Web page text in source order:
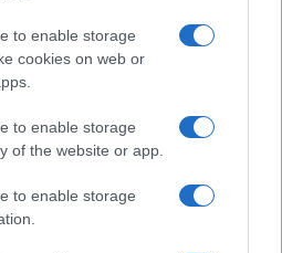
to enable storage
cookies on web or
to enable storage
of the website or app.
to enable storage
Galaxy készülék kimarad a One
az érintett modellekről
- ekkor rántja le a leplet az
hat funkció, amely
teljesen megváltoztatja a